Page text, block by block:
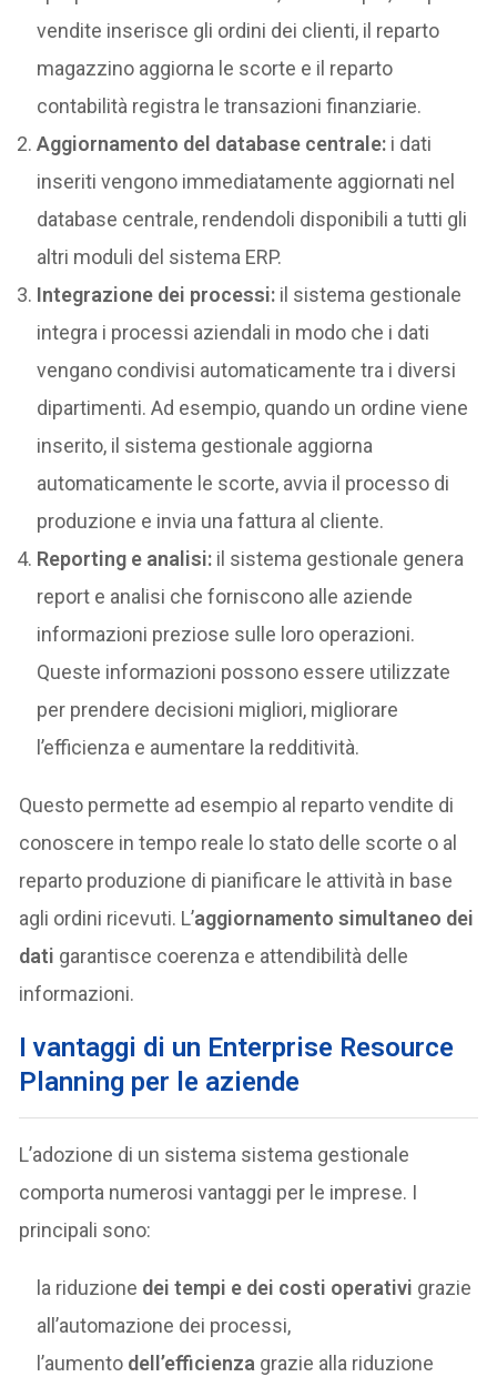
vendite inserisce gli ordini dei clienti, il reparto
magazzino aggiorna le scorte e il reparto
contabilità registra le transazioni finanziarie.
Aggiornamento del database centrale: i dati
inseriti vengono immediatamente aggiornati nel
database centrale, rendendoli disponibili a tutti gli
altri moduli del sistema ERP.
Integrazione dei processi: il sistema gestionale
integra i processi aziendali in modo che i dati
vengano condivisi automaticamente tra i diversi
dipartimenti. Ad esempio, quando un ordine viene
inserito, il sistema gestionale aggiorna
automaticamente le scorte, avvia il processo di
produzione e invia una fattura al cliente.
Reporting e analisi: il sistema gestionale genera
report e analisi che forniscono alle aziende
informazioni preziose sulle loro operazioni.
Queste informazioni possono essere utilizzate
per prendere decisioni migliori, migliorare
l’efficienza e aumentare la redditività.
Questo permette ad esempio al reparto vendite di
conoscere in tempo reale lo stato delle scorte o al
reparto produzione di pianificare le attività in base
agli ordini ricevuti. L’aggiornamento simultaneo dei
dati garantisce coerenza e attendibilità delle
informazioni.
I vantaggi di un Enterprise Resource
Planning per le aziende
L’adozione di un sistema sistema gestionale
comporta numerosi vantaggi per le imprese. I
principali sono:
la riduzione dei tempi e dei costi operativi grazie
all’automazione dei processi,
l’aumento dell’efficienza grazie alla riduzione